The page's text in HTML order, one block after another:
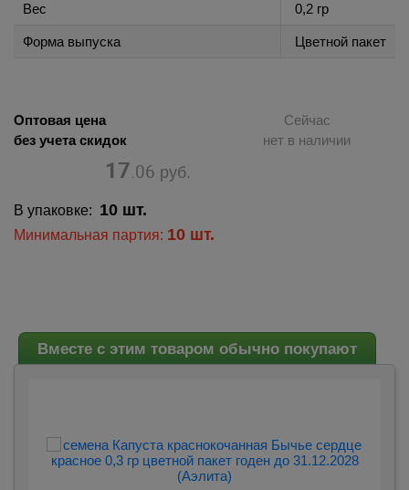
Вес 0,2 гр
Форма выпуска Цветной пакет
Оптовая цена
без учета скидок
17.06 руб.
Сейчас
нет в наличии
В упаковке: 10 шт.
Минимальная партия: 10 шт.
Вместе с этим товаром обычно покупают